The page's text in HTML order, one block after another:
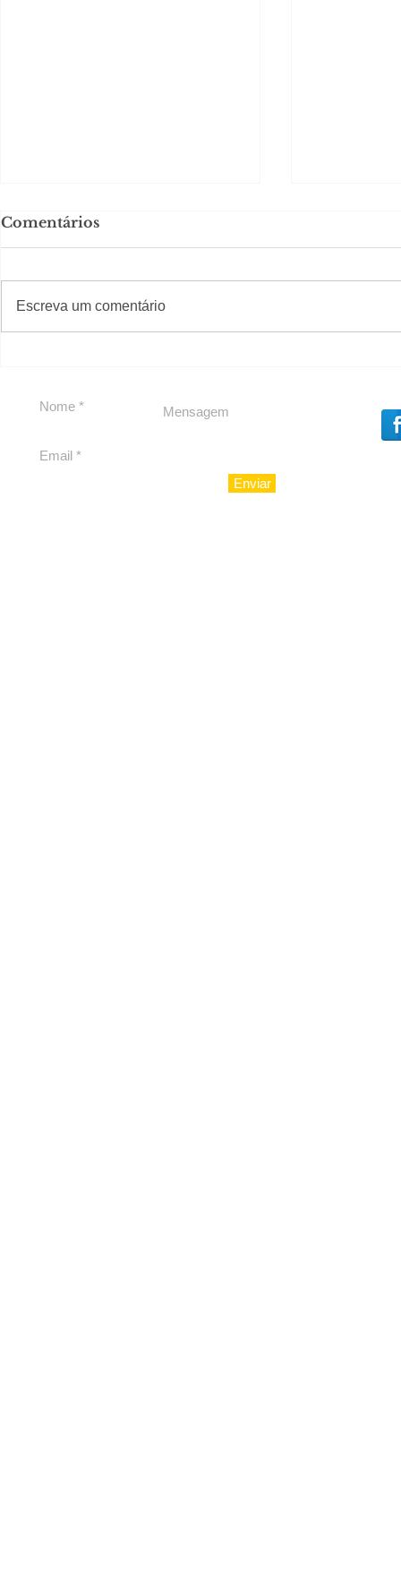
para São Paulo
Comentários
Escreva um comentário
#Sugestões
Enviar